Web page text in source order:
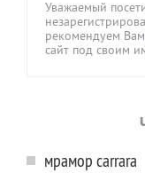
Уважаемый
рекомендуем Вам
сайт под своим
мрамор carrara